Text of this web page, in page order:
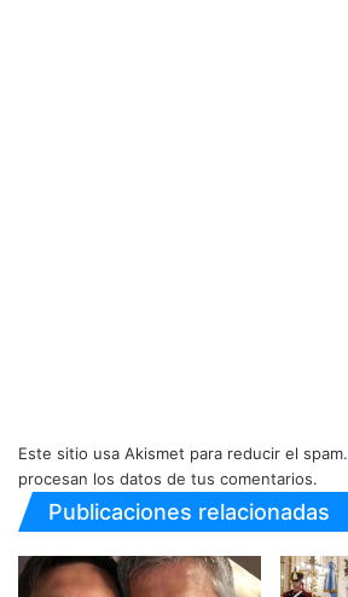
Este sitio usa Akismet para reducir el spam.
procesan los datos de tus comentarios.
Publicaciones relacionadas